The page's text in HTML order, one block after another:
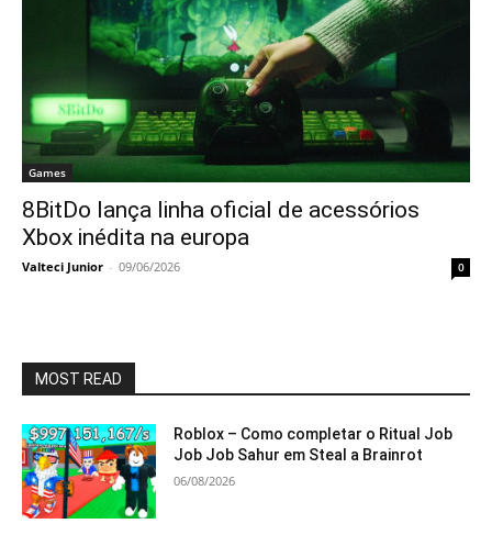
Games
8BitDo lança linha oficial de acessórios
Xbox inédita na europa
Valteci Junior - 09/06/2026 0
MOST READ
Roblox – Como completar o Ritual Job
Job Job Sahur em Steal a Brainrot
06/08/2026